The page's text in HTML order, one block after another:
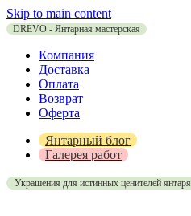
Skip to main content
DREVO - Янтарная мастерская
Компания
Доставка
Оплата
Возврат
Оферта
Янтарный блог
Галерея работ
Украшения для истинных ценителей янтаря